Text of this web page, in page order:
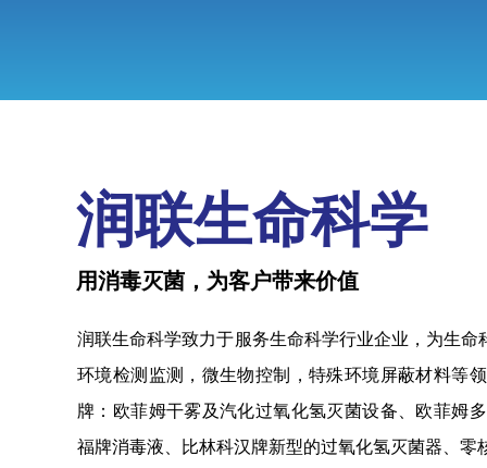
润联生命科学致力于服务生命科学行业企业，为生
环境检测监测，微生物控制，特殊环境屏蔽材料等
牌：欧菲姆干雾及汽化过氧化氢灭菌设备、欧菲姆
福牌消毒液、比林科汉牌新型的过氧化氢灭菌器、零
润联生命科学
用消毒灭菌，为客户带来价值